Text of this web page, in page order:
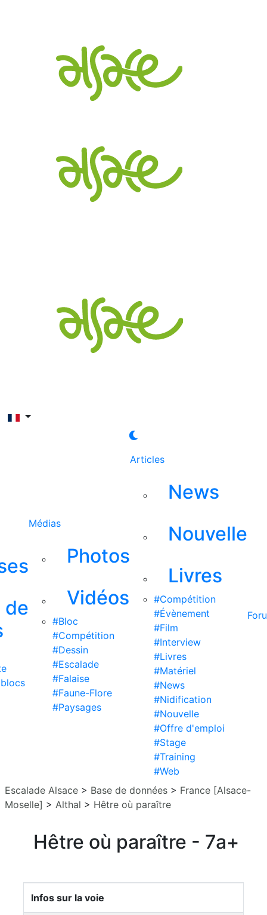
de
Médias
Photos
Vidéos
#Bloc
#Compétition
#Dessin
#Escalade
#Falaise
#Faune-Flore
#Paysages
Articles
News
Nouvelle
Livres
#Compétition
#Évènement
#Film
#Interview
#Livres
#Matériel
#News
#Nidification
#Nouvelle
#Offre d'emploi
#Stage
#Training
#Web
Escalade Alsace > Base de données > France [Alsace-
Moselle] > Althal > Hêtre où paraître
Hêtre où paraître - 7a+
Infos sur la voie